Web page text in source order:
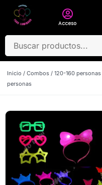
Acceso
Inicio / Combos / 120-160 personas
personas